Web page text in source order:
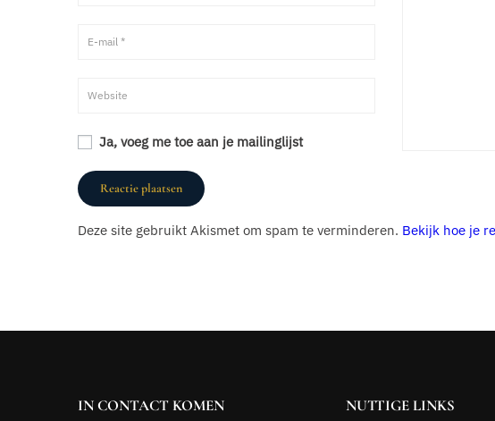
Ja, voeg me toe aan je mailinglijst
Deze site gebruikt Akismet om spam te verminderen. Bekijk hoe je
IN CONTACT KOMEN NUTTIGE LINKS